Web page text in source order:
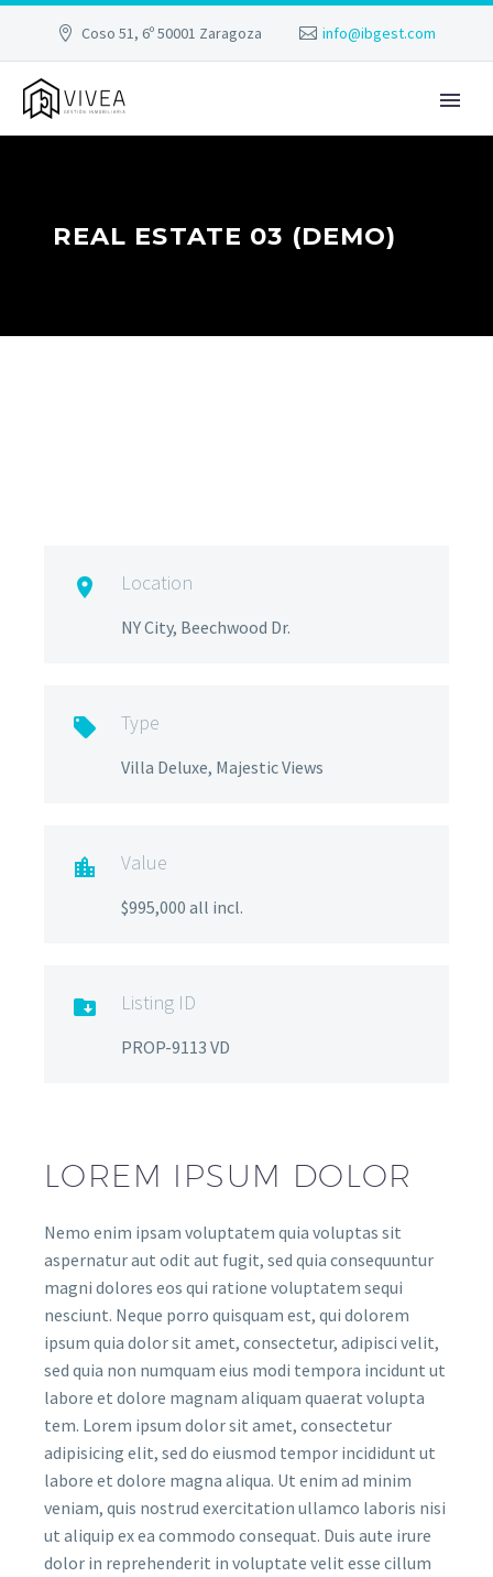
Coso 51, 6º 50001 Zaragoza info@ibgest.com
REAL ESTATE 03 (DEMO)
 Location
NY City, Beechwood Dr.
 Type
Villa Deluxe, Majestic Views
 Value
$995,000 all incl.
 Listing ID
PROP-9113 VD
LOREM IPSUM DOLOR
Nemo enim ipsam voluptatem quia voluptas sit
aspernatur aut odit aut fugit, sed quia consequuntur
magni dolores eos qui ratione voluptatem sequi
nesciunt. Neque porro quisquam est, qui dolorem
ipsum quia dolor sit amet, consectetur, adipisci velit,
sed quia non numquam eius modi tempora incidunt ut
labore et dolore magnam aliquam quaerat volupta
tem. Lorem ipsum dolor sit amet, consectetur
adipisicing elit, sed do eiusmod tempor incididunt ut
labore et dolore magna aliqua. Ut enim ad minim
veniam, quis nostrud exercitation ullamco laboris nisi
ut aliquip ex ea commodo consequat. Duis aute irure
dolor in reprehenderit in voluptate velit esse cillum